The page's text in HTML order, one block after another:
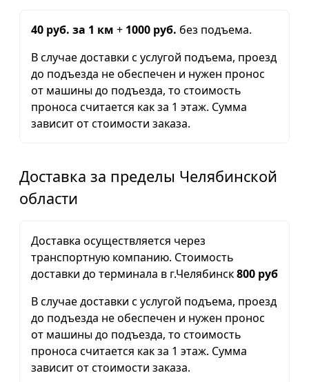
40 руб. за 1 км + 1000 руб. без подъема.
В случае доставки с услугой подъема, проезд
до подъезда не обеспечен и нужен пронос
от машины до подъезда, то стоимость
проноса считается как за 1 этаж. Сумма
зависит от стоимости заказа.
Доставка за пределы Челябинской
области
Доставка осуществляется через
транспортную компанию. Стоимость
доставки до терминала в г.Челябинск800 руб
В случае доставки с услугой подъема, проезд
до подъезда не обеспечен и нужен пронос
от машины до подъезда, то стоимость
проноса считается как за 1 этаж. Сумма
зависит от стоимости заказа.